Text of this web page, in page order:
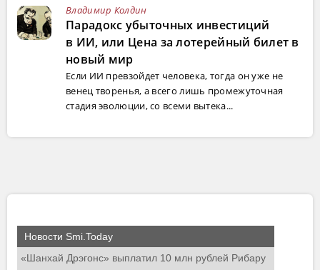
Владимир Колдин
Парадокс убыточных инвестиций
в ИИ, или Цена за лотерейный билет в
новый мир
Если ИИ превзойдет человека, тогда он уже не
венец творенья, а всего лишь промежуточная
стадия эволюции, со всеми вытека...